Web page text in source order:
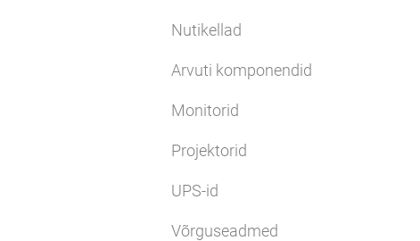
Nutikellad
Arvuti komponendid
Monitorid
Projektorid
UPS-id
Võrguseadmed